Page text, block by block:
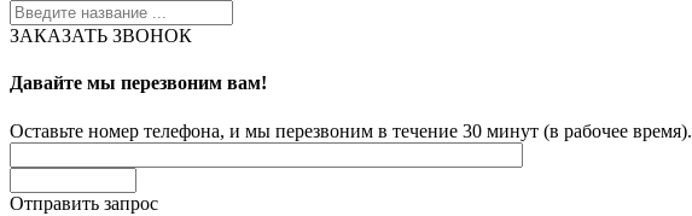
ЗАКАЗАТЬ ЗВОНОК
Давайте мы перезвоним вам!
Оставьте номер телефона, и мы перезвоним в течение 30 минут (в рабочее время).
Отправить запрос